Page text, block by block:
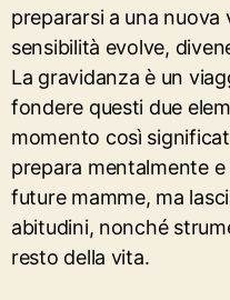
prepararsi a una nuova
sensibilità evolve,
La gravidanza è un
fondere questi due
momento così
prepara mentalmente
future mamme, ma
abitudini, nonché
resto della vita.